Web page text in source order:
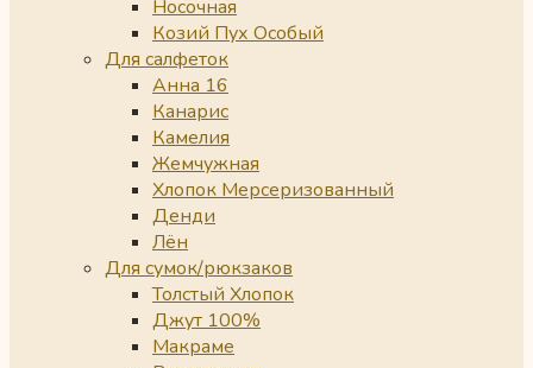
Носочная
Козий Пух Особый
Для салфеток
Анна 16
Канарис
Камелия
Жемчужная
Хлопок Мерсеризованный
Денди
Лён
Для сумок/рюкзаков
Толстый Хлопок
Джут 100%
Макраме